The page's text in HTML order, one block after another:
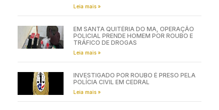
Leia mais »
EM SANTA QUITÉRIA DO MA, OPERAÇÃO
POLICIAL PRENDE HOMEM POR ROUBO E
TRÁFICO DE DROGAS
Leia mais »
INVESTIGADO POR ROUBO É PRESO PELA
POLÍCIA CIVIL EM CEDRAL
Leia mais »